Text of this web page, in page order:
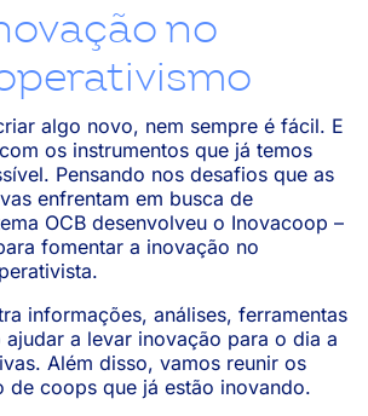
no
algo novo, nem sempre é fácil. E
os instrumentos que já temos
Pensando nos desafios que as
enfrentam em busca de
OCB desenvolveu o Inovacoop –
fomentar a inovação no
informações, análises, ferramentas
a levar inovação para o dia a
Além disso, vamos reunir os
de coops que já estão inovando.